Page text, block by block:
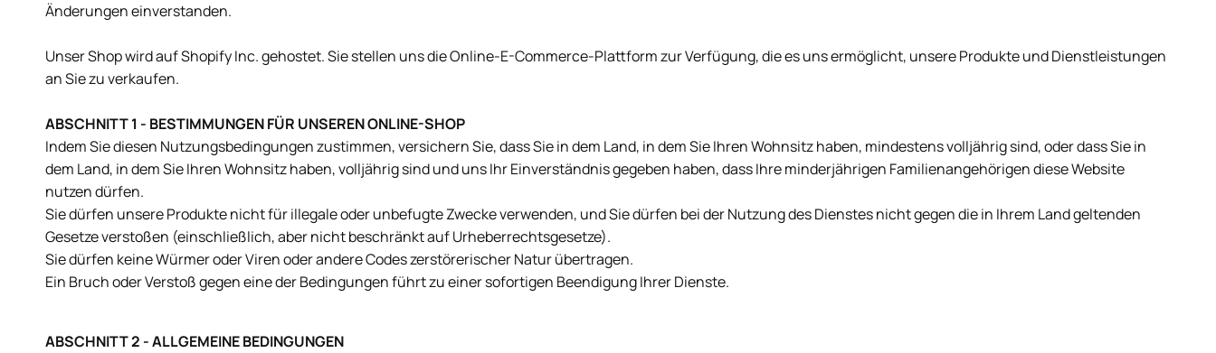
Änderungen einverstanden.
Unser Shop wird auf Shopify Inc. gehostet. Sie stellen uns die Online-E-Commerce-Plattform zur Verfügung, die es uns ermöglicht, unsere Produkte und Dienstleistungen
an Sie zu verkaufen.
ABSCHNITT 1 - BESTIMMUNGEN FÜR UNSEREN ONLINE-SHOP
Indem Sie diesen Nutzungsbedingungen zustimmen, versichern Sie, dass Sie in dem Land, in dem Sie Ihren Wohnsitz haben, mindestens volljährig sind, oder dass Sie in
dem Land, in dem Sie Ihren Wohnsitz haben, volljährig sind und uns Ihr Einverständnis gegeben haben, dass Ihre minderjährigen Familienangehörigen diese Website
nutzen dürfen.
Sie dürfen unsere Produkte nicht für illegale oder unbefugte Zwecke verwenden, und Sie dürfen bei der Nutzung des Dienstes nicht gegen die in Ihrem Land geltenden
Gesetze verstoßen (einschließlich, aber nicht beschränkt auf Urheberrechtsgesetze).
Sie dürfen keine Würmer oder Viren oder andere Codes zerstörerischer Natur übertragen.
Ein Bruch oder Verstoß gegen eine der Bedingungen führt zu einer sofortigen Beendigung Ihrer Dienste.
ABSCHNITT 2 - ALLGEMEINE BEDINGUNGEN